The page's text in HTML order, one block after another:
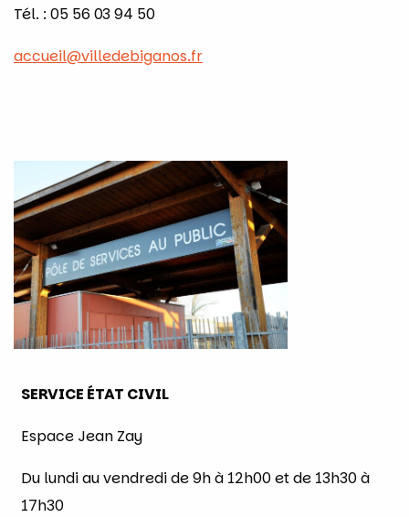
Tél. : 05 56 03 94 50
accueil@villedebiganos.fr
SERVICE ÉTAT CIVIL
Espace Jean Zay
Du lundi au vendredi de 9h à 12h00 et de 13h30 à
17h30